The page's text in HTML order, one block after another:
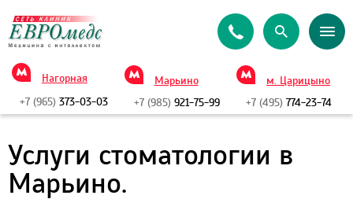
Нагорная
+7 (965) 373-03-03
Марьино
+7 (985)921-75-99
м. Царицыно
+7 (495) 774-23-74
Услуги стоматологии в
Марьино.